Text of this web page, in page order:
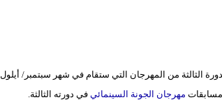
الثالثة من المهرجان التي ستقام في شهر سبتمبر/ أيلول
مهرجان الجونة السينمائيفي دورته الثالثة.